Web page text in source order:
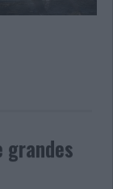
grandes